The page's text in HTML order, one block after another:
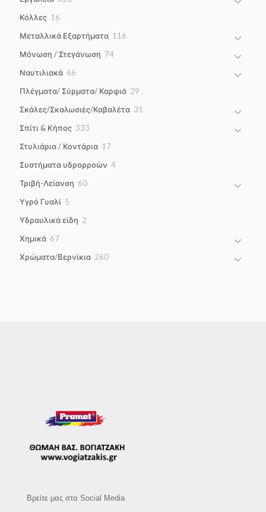
Κόλλες 16
Μεταλλικά Εξαρτήματα 116
Μόνωση / Στεγάνωση 7474
Ναυτιλιακά 66
Πλέγματα/ Σύρματα/ Καρφιά 29
Σκάλες/Σκαλωσιές/Καβαλέτα 31
Σπίτι & Κήπος 333
Στυλιάρια / Κοντάρια 1717
Συστήματα υδρορροών 44
Τριβή-Λείανση 6060
Υγρό Γυαλί 5
Υδραυλικά είδη 2
Χημικά 6767
Χρώματα/Βερνίκια 260260
Βρείτε μας στα Social Media